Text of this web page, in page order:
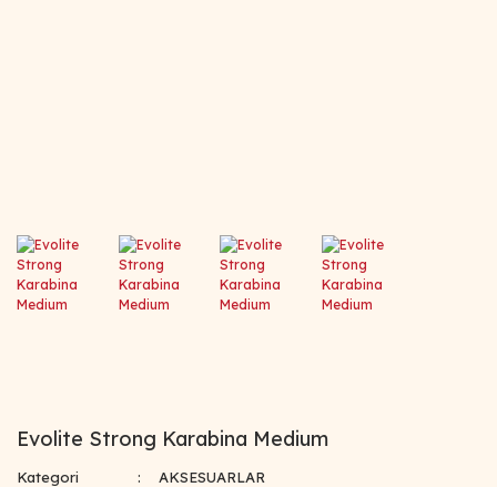
Evolite Strong Karabina Medium
Kategori
AKSESUARLAR